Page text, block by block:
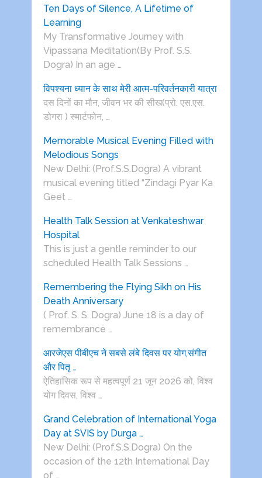
Ten Days of Silence, A Lifetime of
Learning
My Transformative Journey with
Vipassana Meditation(By Prof. S.S.
Dogra) In an age …
विपश्यना ध्यान के साथ मेरी आत्म-परिवर्तनकारी यात्रा
दस दिनों का मौन, जीवन भर की सीख(प्रो. एस.एस.
डोगरा ) स्मार्टफोन, …
Memorable Musical Evening Filled with
Melodious Songs
New Delhi: (Prof.S.S.Dogra) A vibrant
musical evening titled “Zindagi Pyar Ka
Geet …
Health Talk Session at Venkateshwar
Hospital
This is just a gentle reminder to our
scheduled Health Talk Sessions …
Remembering the Flying Sikh on His
Death Anniversary
( Prof. S. S. Dogra) June 18 is a day of
remembrance …
आरजेएस पीबीएच ने सबसे लंबे दिवस पर योग,संगीत
और पितृ …
ऐतिहासिक रूप से महत्वपूर्ण 21 जून 2026 को, विश्व
योग दिवस, विश्व …
Grand Celebration of International Yoga
Day at SVIS by Durga …
New Delhi: (Prof.S.S.Dogra) On the
occasion of the 12th International Day
of …